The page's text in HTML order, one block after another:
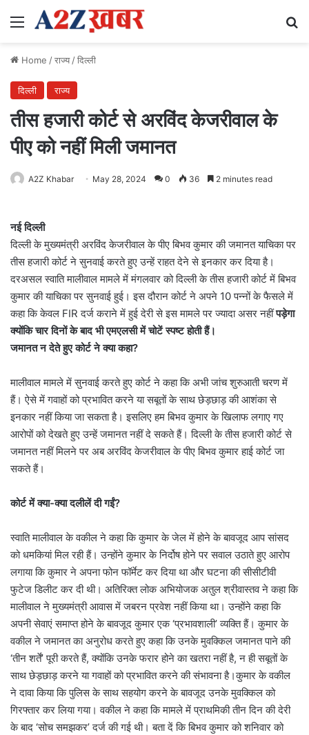
Menu
Home /राज्य/दिल्ली
दिल्ली राज्य
तीस हजारी कोर्ट से अरविंद केजरीवाल के
पीए को नहीं मिली जमानत
A2Z Khabar May 28, 2024 0 36 2 minutes read
नई दिल्ली
दिल्ली के मुख्यमंत्री अरविंद केजरीवाल के पीए बिभव कुमार की जमानत याचिका पर
तीस हजारी कोर्ट ने सुनवाई करते हुए उन्हें राहत देने से इनकार कर दिया है।
दरअसल स्वाति मालीवाल मामले में मंगलवार को दिल्ली के तीस हजारी कोर्ट में बिभव
कुमार की याचिका पर सुनवाई हुई। इस दौरान कोर्ट ने अपने 10 पन्नों के फैसले में
कहा कि केवल FIR दर्ज कराने में हुई देरी से इस मामले पर ज्यादा असर नहींपड़ेगा
क्योंकि चार दिनों के बाद भी एमएलसी में चोटें स्पष्ट होती हैं।
जमानत न देते हुए कोर्ट ने क्या कहा?
मालीवाल मामले में सुनवाई करते हुए कोर्ट ने कहा कि अभी जांच शुरुआती चरण में
हैं। ऐसे में गवाहों को प्रभावित करने या सबूतों के साथ छेड़छाड़ की आशंका से
इनकार नहीं किया जा सकता है। इसलिए हम बिभव कुमार के खिलाफ लगाए गए
आरोपों को देखते हुए उन्हें जमानत नहीं दे सकते हैं। दिल्ली के तीस हजारी कोर्ट से
जमानत नहीं मिलने पर अब अरविंद केजरीवाल के पीए बिभव कुमार हाई कोर्ट जा
सकते हैं।
कोर्ट में क्या-क्या दलीलें दी गईं?
स्वाति मालीवाल के वकील ने कहा कि कुमार के जेल में होने के बावजूद आप सांसद
को धमकियां मिल रही हैं। उन्होंने कुमार के निर्दोष होने पर सवाल उठाते हुए आरोप
लगाया कि कुमार ने अपना फोन फॉर्मेट कर दिया था और घटना की सीसीटीवी
फुटेज डिलीट कर दी थी। अतिरिक्त लोक अभियोजक अतुल श्रीवास्तव ने कहा कि
मालीवाल ने मुख्यमंत्री आवास में जबरन प्रवेश नहीं किया था। उन्होंने कहा कि
अपनी सेवाएं समाप्त होने के बावजूद कुमार एक ‘प्रभावशाली’ व्यक्ति हैं। कुमार के
वकील ने जमानत का अनुरोध करते हुए कहा कि उनके मुवक्किल जमानत पाने की
‘तीन शर्तें’ पूरी करते हैं, क्योंकि उनके फरार होने का खतरा नहीं है, न ही सबूतों के
साथ छेड़छाड़ करने या गवाहों को प्रभावित करने की संभावना है।कुमार के वकील
ने दावा किया कि पुलिस के साथ सहयोग करने के बावजूद उनके मुवक्किल को
गिरफ्तार कर लिया गया। वकील ने कहा कि मामले में प्राथमिकी तीन दिन की देरी
के बाद ‘सोच समझकर’ दर्ज की गई थी। बता दें कि बिभव कुमार को शनिवार को